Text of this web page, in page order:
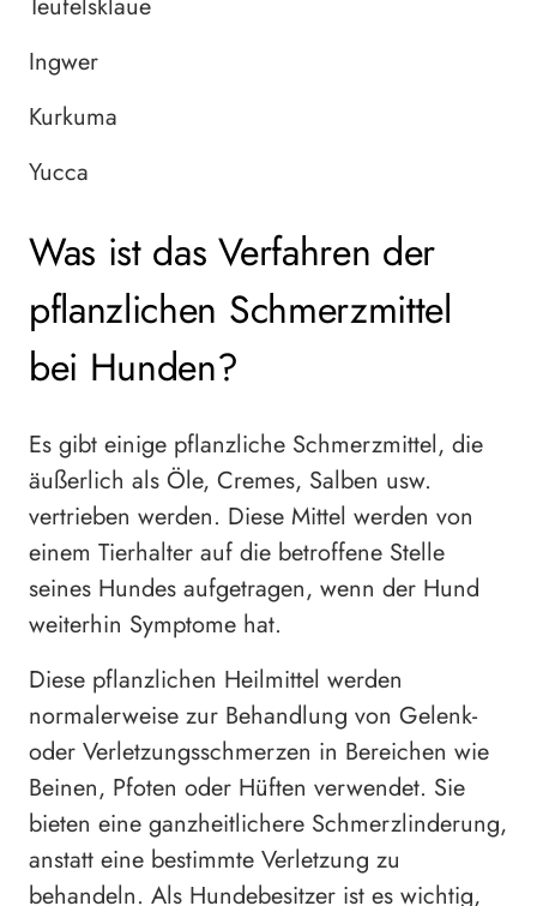
Ingwer
Kurkuma
Yucca
Was ist das Verfahren der
pflanzlichen Schmerzmittel
bei Hunden?
Es gibt einige pflanzliche Schmerzmittel, die
äußerlich als Öle, Cremes, Salben usw.
vertrieben werden. Diese Mittel werden von
einem Tierhalter auf die betroffene Stelle
seines Hundes aufgetragen, wenn der Hund
weiterhin Symptome hat.
Diese pflanzlichen Heilmittel werden
normalerweise zur Behandlung von Gelenk-
oder Verletzungsschmerzen in Bereichen wie
Beinen, Pfoten oder Hüften verwendet. Sie
bieten eine ganzheitlichere Schmerzlinderung,
anstatt eine bestimmte Verletzung zu
behandeln. Als Hundebesitzer ist es wichtig,